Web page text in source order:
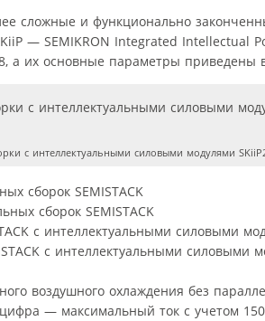
сложные и функционально
— SEMIKRON Integrated Intellectual
а их основные параметры приведены
с интеллектуальными силовыми модулями
сборок SEMISTACK
с интеллектуальными силовыми
воздушного охлаждения без
— максимальный ток с учетом